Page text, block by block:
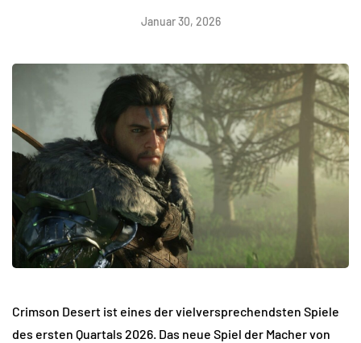
Januar 30, 2026
Crimson Desert ist eines der vielversprechendsten Spiele
des ersten Quartals 2026. Das neue Spiel der Macher von